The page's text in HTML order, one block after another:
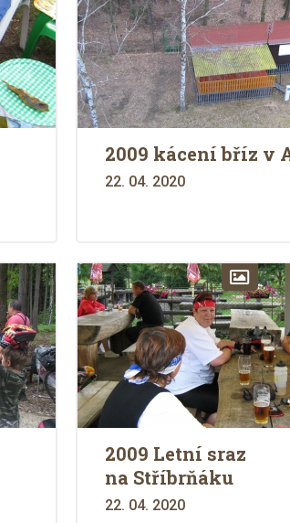
2009 kácení bříz v
22. 04. 2020
2009 Letní sraz
na Stříbrňáku
22. 04. 2020